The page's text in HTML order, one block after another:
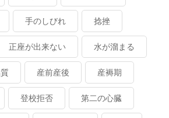
手のしびれ 捻挫
正座が出来ない 水が溜まる
産前産後 産褥期
登校拒否 第二の心臓